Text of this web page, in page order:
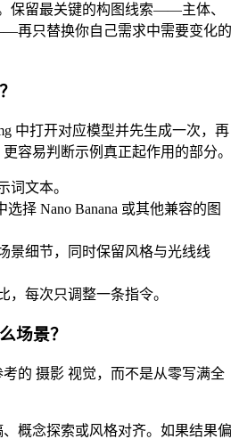
保留最关键的构图线索——主体、
再只替换你自己需求中需要变化的
中打开对应模型并先生成一次，再
容易判断示例真正起作用的部分。
词文本。
选择 Nano Banana 或其他兼容的图
景细节，同时保留风格与光线线
，每次只调整一条指令。
场景？
的 摄影 视觉，而不是从零写满全
概念探索或风格对齐。如果结果偏